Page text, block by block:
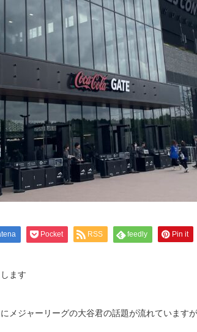
Pocket RSS feedly Pin it
ます
メジャーリーグの大谷君の話題が流れていますが